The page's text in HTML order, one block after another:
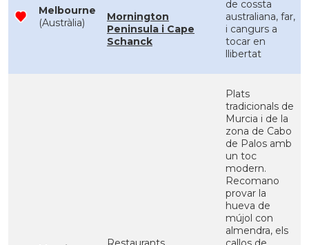
Melbourne
(Austràlia)
Mornington
Peninsula i Cape
Schanck
de cossta
australiana, far,
i cangurs a
tocar en
llibertat
Plats
tradicionals de
Murcia i de la
zona de Cabo
de Palos amb
un toc
modern.
Recomano
provar la
hueva de
mújol con
almendra, els